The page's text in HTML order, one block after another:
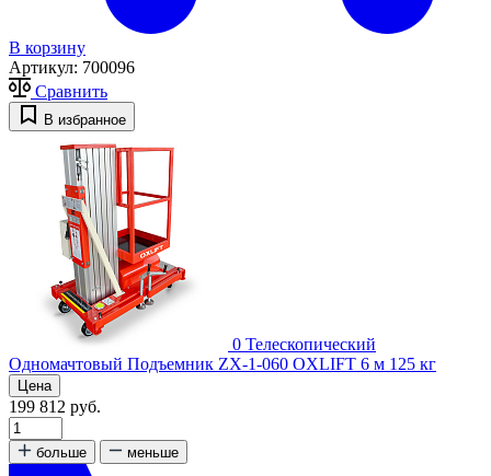
В корзину
Артикул: 700096
Сравнить
В избранное
0 Телескопический
Одномачтовый Подъемник ZX-1-060 OXLIFT 6 м 125 кг
Цена
199 812 руб.
больше меньше